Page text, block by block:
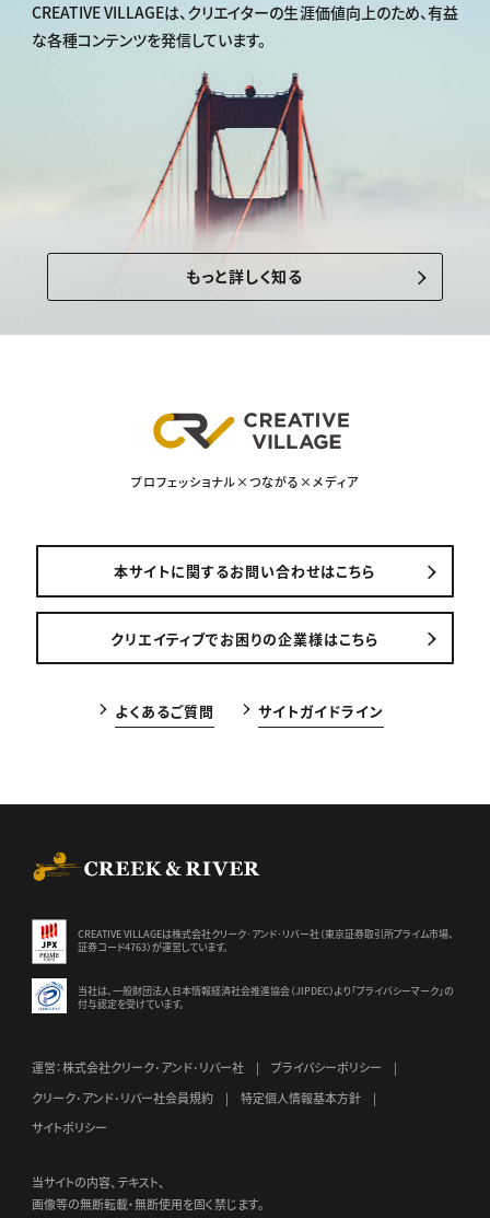
CREATIVE VILLAGEは、クリエイターの生涯価値向上のため、有益
な各種コンテンツを発信しています。
もっと詳しく知る
プロフェッショナル×つながる×メディア
本サイトに関するお問い合わせはこちら
クリエイティブでお困りの企業様はこちら
よくあるご質問 サイトガイドライン
CREATIVE VILLAGEは株式会社クリーク･アンド･リバー社（東京証券取引所プライム市場、
証券コード4763）が運営しています。
当社は、一般財団法人日本情報経済社会推進協会（JIPDEC）より 「プライバシーマーク」の
付与認定を受けています。
運営：株式会社クリーク･アンド･リバー社
プライバシーポリシー
クリーク･アンド･リバー社会員規約
特定個人情報基本方針
サイトポリシー
当サイトの内容、テキスト、
画像等の無断転載・無断使用を固く禁じます。